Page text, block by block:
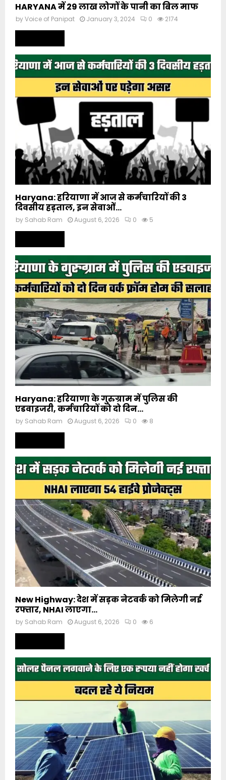
HARYANA में 29 लाख लोगों के पानी का बिल माफ
byVoice of Panipat January 3, 2024 0 2174
Haryana: हरियाणा में आज से कर्मचारियों की 3
दिवसीय हड़ताल, इन सेवाओं...
by Sahab Ram August 6, 2026 0 5
Haryana: हरियाणा के गुरुग्राम में पुलिस की
एडवाइजरी, कर्मचारियों को दो दिन...
by Sahab Ram August 6, 2026 0 8
New Highway: देश में सड़क नेटवर्क को मिलेगी नई
रफ्तार, NHAI लाएगा...
by Sahab Ram August 6, 2026 0 6